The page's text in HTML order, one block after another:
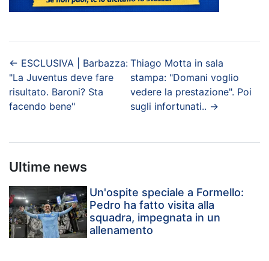
← ESCLUSIVA | Barbazza:
"La Juventus deve fare
risultato. Baroni? Sta
facendo bene"
Thiago Motta in sala
stampa: "Domani voglio
vedere la prestazione". Poi
sugli infortunati.. →
Ultime news
Un'ospite speciale a Formello:
Pedro ha fatto visita alla
squadra, impegnata in un
allenamento